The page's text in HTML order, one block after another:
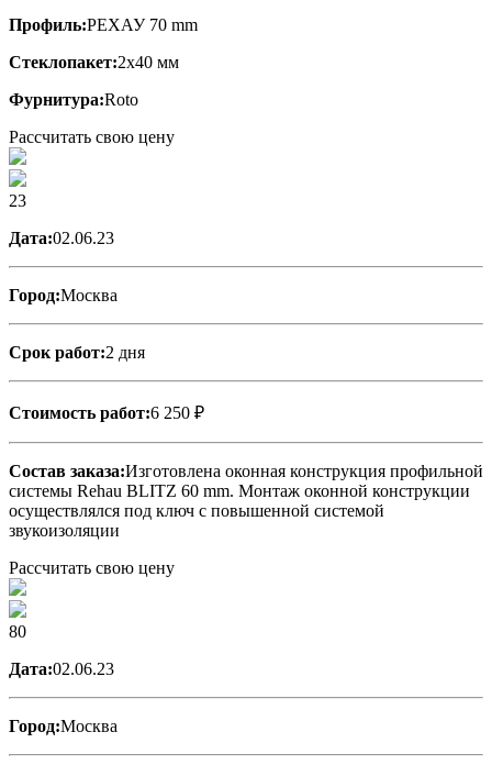
Профиль:РЕХАУ 70 mm
Стеклопакет:2х40 мм
Фурнитура:Roto
Рассчитать свою цену
23
Дата:02.06.23
Город:Москва
Срок работ:2 дня
Стоимость работ:6 250 ₽
Состав заказа:Изготовлена оконная конструкция профильной
системы Rehau BLITZ 60 mm. Монтаж оконной конструкции
осуществлялся под ключ с повышенной системой
звукоизоляции
Рассчитать свою цену
80
Дата:02.06.23
Город:Москва